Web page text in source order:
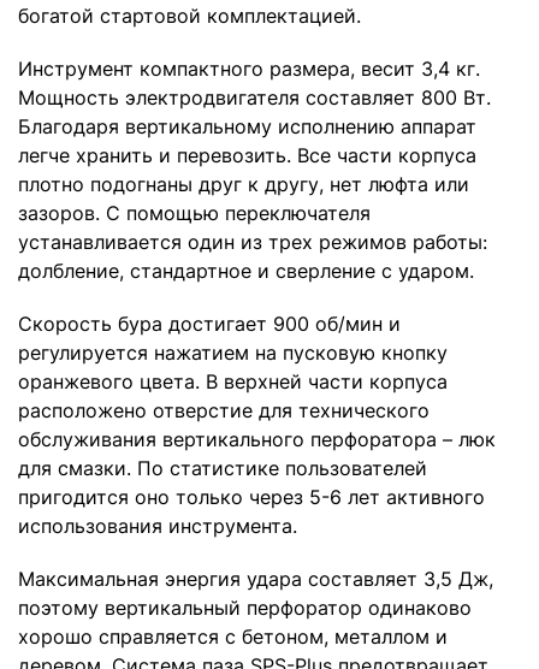
богатой стартовой комплектацией.
Инструмент компактного размера, весит 3,4 кг.
Мощность электродвигателя составляет 800 Вт.
Благодаря вертикальному исполнению аппарат
легче хранить и перевозить. Все части корпуса
плотно подогнаны друг к другу, нет люфта или
зазоров. С помощью переключателя
устанавливается один из трех режимов работы:
долбление, стандартное и сверление с ударом.
Скорость бура достигает 900 об/мин и
регулируется нажатием на пусковую кнопку
оранжевого цвета. В верхней части корпуса
расположено отверстие для технического
обслуживания вертикального перфоратора – люк
для смазки. По статистике пользователей
пригодится оно только через 5-6 лет активного
использования инструмента.
Максимальная энергия удара составляет 3,5 Дж,
поэтому вертикальный перфоратор одинаково
хорошо справляется с бетоном, металлом и